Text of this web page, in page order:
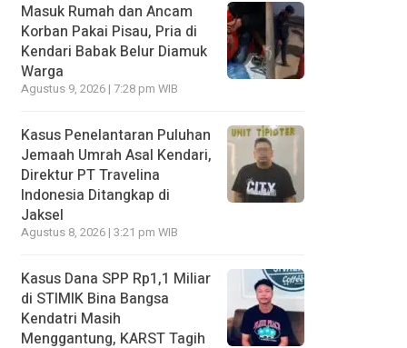
Masuk Rumah dan Ancam
Korban Pakai Pisau, Pria di
Kendari Babak Belur Diamuk
Warga
Agustus 9, 2026 | 7:28 pm WIB
Kasus Penelantaran Puluhan
Jemaah Umrah Asal Kendari,
Direktur PT Travelina
Indonesia Ditangkap di
Jaksel
Agustus 8, 2026 | 3:21 pm WIB
Kasus Dana SPP Rp1,1 Miliar
di STIMIK Bina Bangsa
Kendatri Masih
Menggantung, KARST Tagih